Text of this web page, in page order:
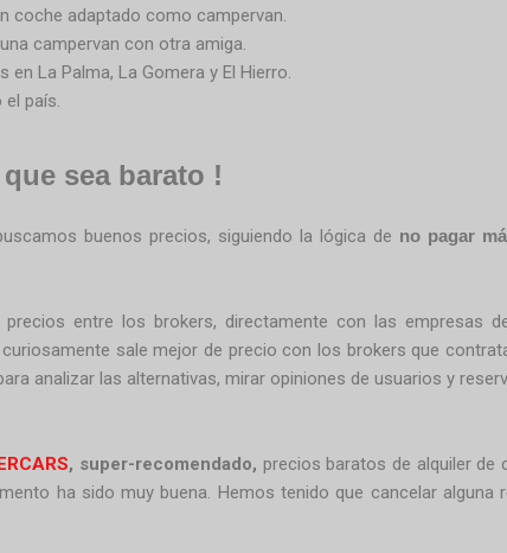
coche adaptado como campervan.
campervan con otra amiga.
en La Palma, La Gomera y El Hierro.
país.
sea barato !
buenos precios, siguiendo la lógica de no pagar
entre los brokers, directamente con las empresas
sale mejor de precio con los brokers que
analizar las alternativas, mirar opiniones de usuarios y
, super-recomendado, precios baratos de alquiler de
ha sido muy buena. Hemos tenido que cancelar